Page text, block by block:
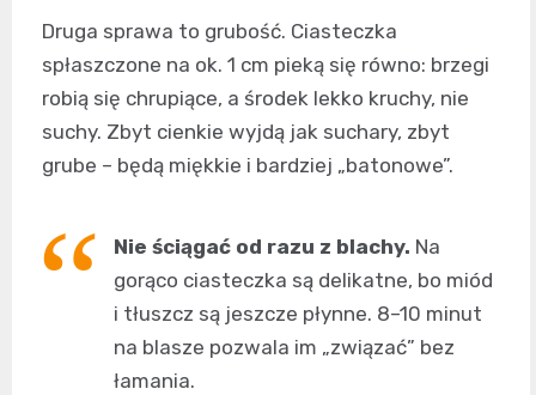
Druga sprawa to grubość. Ciasteczka
spłaszczone na ok. 1 cm pieką się równo: brzegi
robią się chrupiące, a środek lekko kruchy, nie
suchy. Zbyt cienkie wyjdą jak suchary, zbyt
grube – będą miękkie i bardziej „batonowe”.
Nie ściągać od razu z blachy. Na
gorąco ciasteczka są delikatne, bo miód
i tłuszcz są jeszcze płynne. 8–10 minut
na blasze pozwala im „związać” bez
łamania.